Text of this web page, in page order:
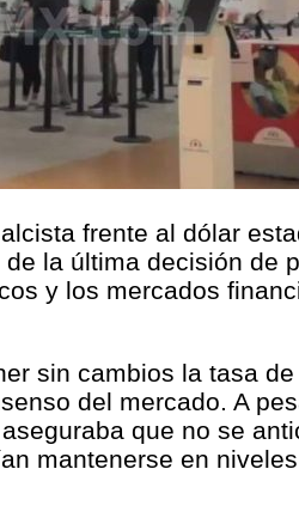
frente al dólar
la última decisión de
y los mercados
sin cambios la tasa
del mercado. A
que no se
mantenerse en